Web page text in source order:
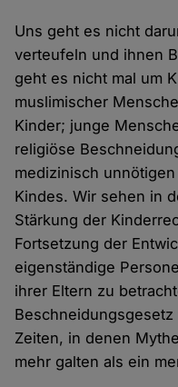
Uns geht es nicht
verteufeln und ihnen
geht es nicht mal um
muslimischer
Kinder; junge
religiöse
medizinisch
Kindes. Wir sehen in
Stärkung der
Fortsetzung der
eigenständige
ihrer Eltern zu
Beschneidungsgesetz
Zeiten, in denen
mehr galten als ein